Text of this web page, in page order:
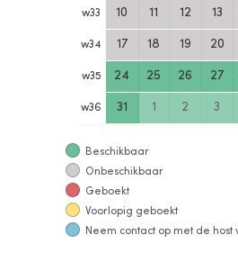
w33 10 11 12 13
w34 17 18 19 20
w35 24 25 26 27
w36 31 1 2 3
Beschikbaar
Onbeschikbaar
Geboekt
Voorlopig geboekt
Neem contact op met de